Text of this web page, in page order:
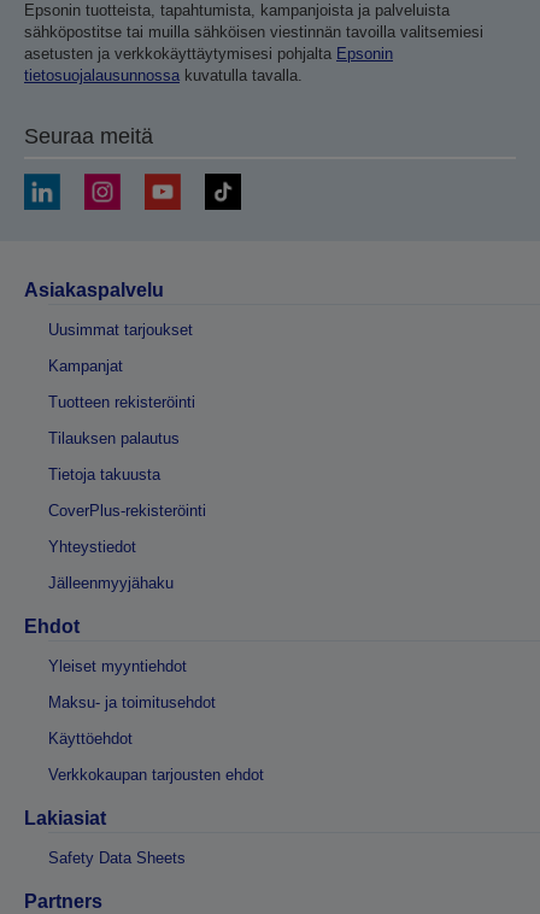
Epsonin tuotteista, tapahtumista, kampanjoista ja palveluista
sähköpostitse tai muilla sähköisen viestinnän tavoilla valitsemiesi
asetusten ja verkkokäyttäytymisesi pohjalta Epsonin
tietosuojalausunnossa kuvatulla tavalla.
Seuraa meitä
Asiakaspalvelu
Uusimmat tarjoukset
Kampanjat
Tuotteen rekisteröinti
Tilauksen palautus
Tietoja takuusta
CoverPlus-rekisteröinti
Yhteystiedot
Jälleenmyyjähaku
Ehdot
Yleiset myyntiehdot
Maksu- ja toimitusehdot
Käyttöehdot
Verkkokaupan tarjousten ehdot
Lakiasiat
Safety Data Sheets
Partners